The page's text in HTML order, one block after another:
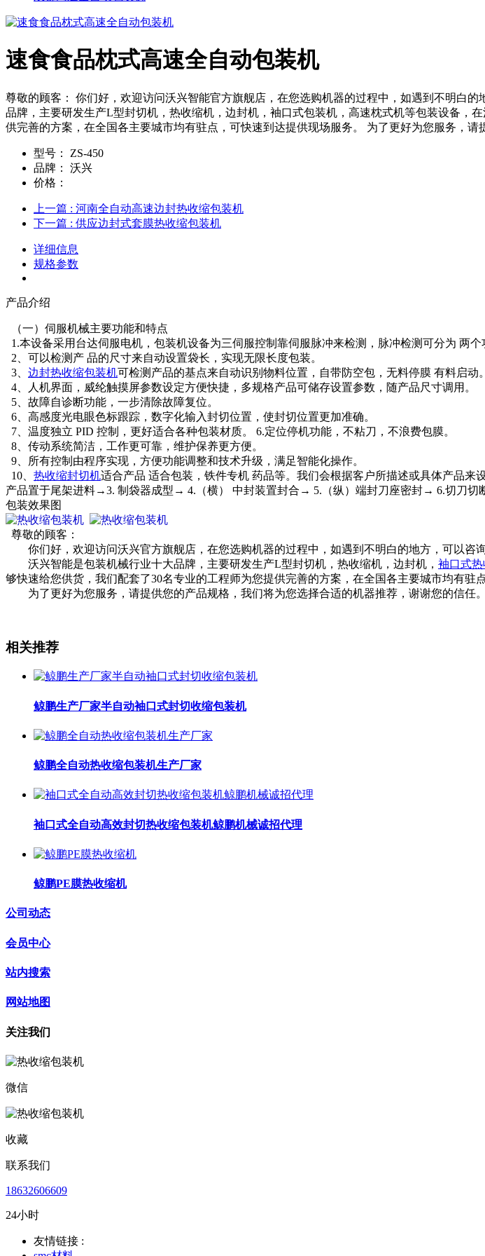
速食食品枕式高速全自动包装机
尊敬的顾客： 你们好，欢迎访问沃兴智能官方旗舰店，在您选购机器的过程中，如遇到不明白
品牌，主要研发生产L型封切机，热收缩机，边封机，袖口式包装机，高速枕式机等包装设备，
供完善的方案，在全国各主要城市均有驻点，可快速到达提供现场服务。 为了更好为您服务，
型号：
ZS-450
品牌：
沃兴
价格：
上一篇 : 河南全自动高速边封热收缩包装机
下一篇 : 供应边封式套膜热收缩包装机
详细信息
规格参数
产品介绍
（一）伺服机械主要功能和特点
1.本设备采用台达伺服电机，包装机设备为三伺服控制靠伺服脉冲来检测，脉冲检测可分为 两个
2、可以检测产 品的尺寸来自动设置袋长，实现无限长度包装。
3、 边封热收缩包装机可检测产品的基点来自动识别物料位置，自带防空包，无料停膜 有料启动。
4、人机界面，威纶触摸屏参数设定方便快捷，多规格产品可储存设置参数，随产品尺寸调用。
5、故障自诊断功能，一步清除故障复位。
6、高感度光电眼色标跟踪，数字化输入封切位置，使封切位置更加准确。
7、温度独立 PID 控制，更好适合各种包装材质。 6.定位停机功能，不粘刀，不浪费包膜。
8、传动系统简洁，工作更可靠，维护保养更方便。
9、所有控制由程序实现，方便功能调整和技术升级，满足智能化操作。
10、 热收缩封切机适合产品 适合包装，铁件专机 药品等。我们会根据客户所描述或具体产品
产品置于尾架进料→3. 制袋器成型→ 4.（横） 中封装置封合→ 5.（纵）端封刀座密封→ 6.切刀切
包装效果图
尊敬的顾客：
你们好，欢迎访问沃兴官方旗舰店，在您选购机器的过程中，如遇到不明白的地方，可以咨
沃兴智能是包装机械行业十大品牌，主要研发生产L型封切机，热收缩机，边封机， 袖口式
够快速给您供货，我们配套了30名专业的工程师为您提供完善的方案，在全国各主要城市均有驻
为了更好为您服务，请提供您的产品规格，我们将为您选择合适的机器推荐，谢谢您的信任。
相关推荐
鲸鹏生产厂家半自动袖口式封切收缩包装机
鲸鹏全自动热收缩包装机生产厂家
袖口式全自动高效封切热收缩包装机鲸鹏机械诚招代理
鲸鹏PE膜热收缩机
公司动态
会员中心
站内搜索
网站地图
关注我们
微信
收藏
联系我们
18632606609
24小时
友情链接 :